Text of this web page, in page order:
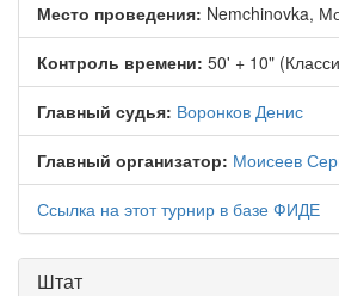
Место проведения: Nemchinovka,
Контроль времени: 50' + 10"
Главный судья: Воронков Денис
Главный организатор: Моисеев
Ссылка на этот турнир в базе ФИДЕ
Штат